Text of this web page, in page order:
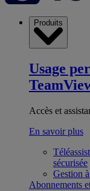
Produits
Usage
Accès et
En savoir plus
sécurisée
Gestion
Abonnements